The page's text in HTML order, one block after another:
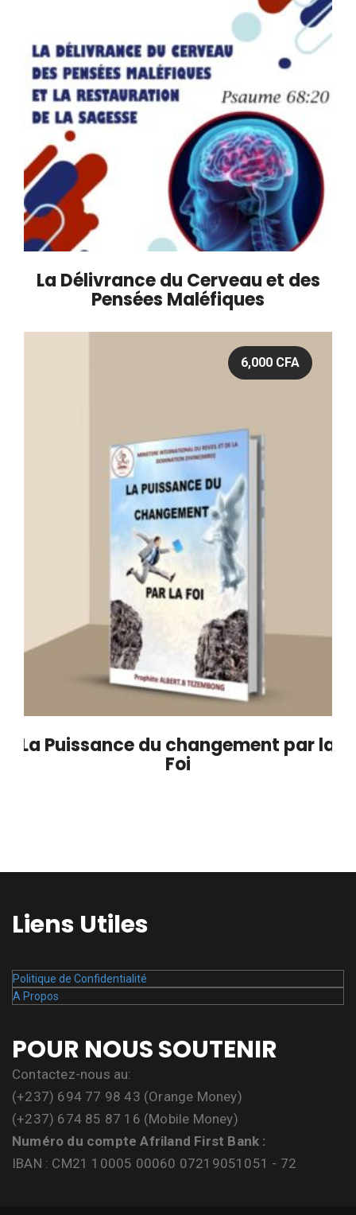
La Délivrance du Cerveau et des
Pensées Maléfiques
6,000 CFA
La Puissance du changement par la
Foi
Liens Utiles
Politique de Confidentialité
A Propos
POUR NOUS SOUTENIR
Contactez-nous au:
(+237) 694 77 98 43 (Orange Money)
(+237) 674 85 87 16 (Mobile Money)
Numéro du compte Afriland First Bank :
IBAN : CM21 10005 00060 07219051051 - 72